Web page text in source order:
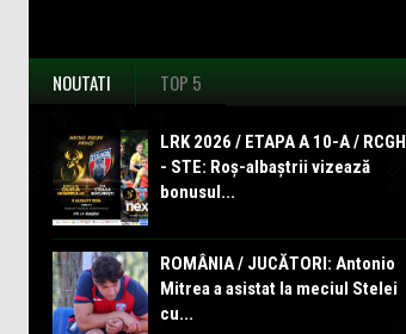
NOUTATI TOP 5
LRK 2026 / ETAPA A 10-A / RCGH
- STE: Roș-albaștrii vizează
bonusul...
ROMÂNIA / JUCĂTORI: Antonio
Mitrea a asistat la meciul Stelei
cu...